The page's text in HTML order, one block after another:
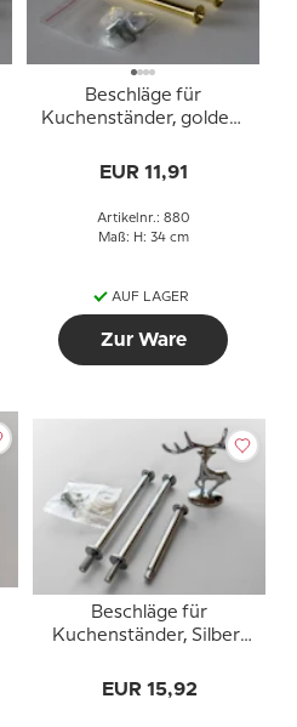
Beschläge für
Kuchenständer, golden,
EUR 11,91
Artikelnr.: 880
Maß: H: 34 cm
AUF LAGER
Zur Ware
Beschläge für
Kuchenständer, Silber-
Schicht
EUR 15,92